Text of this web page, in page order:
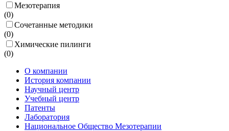
Мезотерапия
(0)
Сочетанные методики
(0)
Химические пилинги
(0)
О компании
История компании
Научный центр
Учебный центр
Патенты
Лаборатория
Национальное Общество Мезотерапии